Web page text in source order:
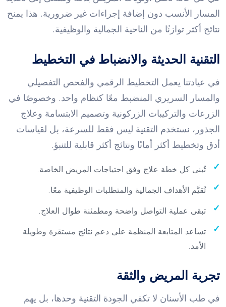
المسار الأنسب دون إضافة إجراءات غير ضرورية. هذا يمنح
نتائج أكثر توازنًا من الناحية الجمالية والوظيفية.
التقنية الحديثة والانضباط في التخطيط
في عيادتنا يعمل التخطيط الرقمي والفحص التفصيلي
والمسار السريري المنضبط معًا كنظام واحد. وخصوصًا في
الزرعات والتركيبات الزركونية وتصميم الابتسامة وعلاج
الجذور، نستخدم التقنية ليس فقط للسرعة، بل لقياسات
أدق وتخطيط أكثر أمانًا ونتائج أكثر قابلية للتنبؤ.
تُبنى كل خطة علاج وفق احتياجات المريض الخاصة.
تُقيَّم الأهداف الجمالية والمتطلبات الوظيفية معًا.
تبقى عملية التواصل واضحة ومطمئنة طوال العلاج.
تساعد المتابعة المنظمة على دعم نتائج مستقرة وطويلة
الأمد.
تجربة المريض والثقة
في طب الأسنان لا تكفي الجودة التقنية وحدها، بل يهم